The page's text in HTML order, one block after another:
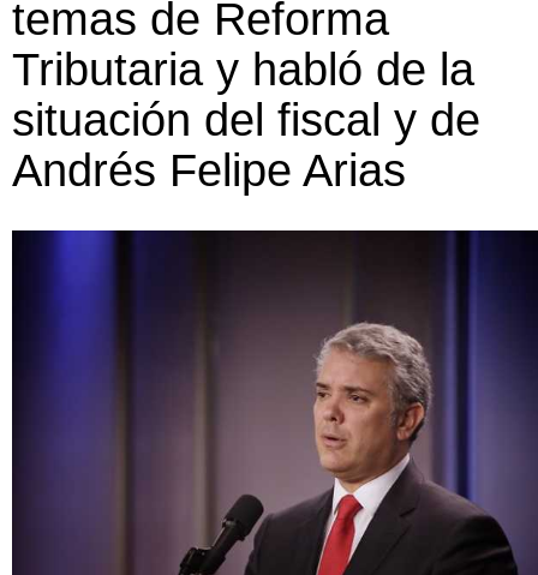
temas de Reforma
Tributaria y habló de la
situación del fiscal y de
Andrés Felipe Arias